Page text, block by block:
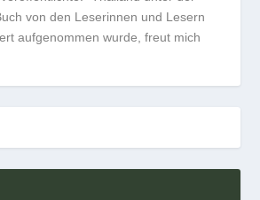
von den Leserinnen und Lesern
aufgenommen wurde, freut mich